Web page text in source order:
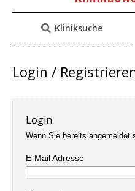
Kliniksuche
Login /
Login
Wenn Sie bereits angemeldet
E-Mail Adresse